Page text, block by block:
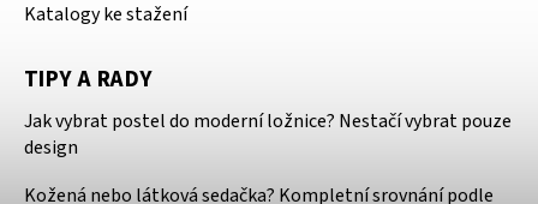
Katalogy ke stažení
TIPY A RADY
Jak vybrat postel do moderní ložnice? Nestačí vybrat pouze
design
Kožená nebo látková sedačka? Kompletní srovnání podle